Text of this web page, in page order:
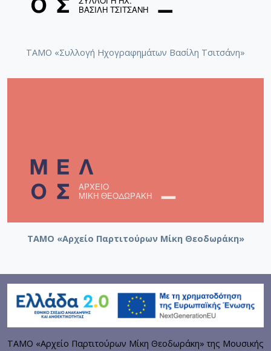
ΤΑΜΟ «Συλλογή Ηχογραφημάτων Βασίλη Τσιτσάνη»
ΤΑΜΟ «Αρχείο Παρτιτούρων Μίκη Θεοδωράκη»
ΤΑΜΟ «Αρχείο Παρτιτούρων Μίκη Θεοδωράκη» της Μουσικής